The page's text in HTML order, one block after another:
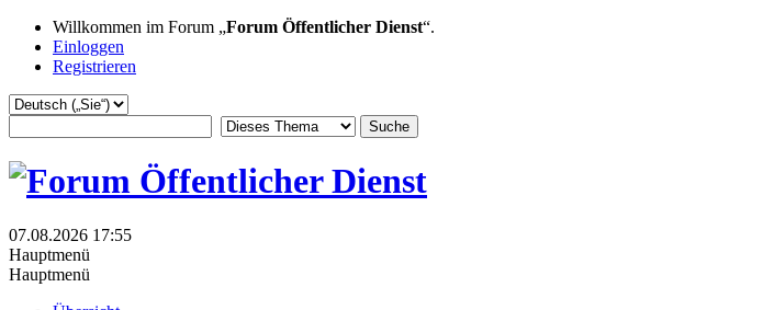
Willkommen im Forum „Forum Öffentlicher Dienst“.
Einloggen
Registrieren
07.08.2026 17:55
Hauptmenü
Hauptmenü